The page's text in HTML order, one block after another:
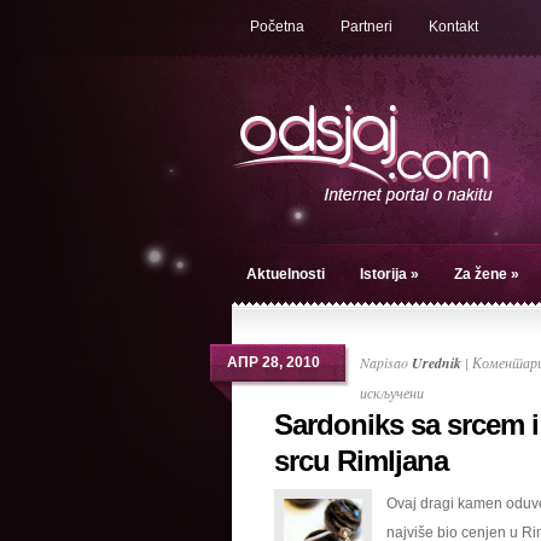
Početna Partneri Kontakt
Aktuelnosti Istorija » Za žene »
АПР 28, 2010 Napisao Urednik |
искљученина
Sardoniks
i
u
Sardoniks sa srcem
srcu Rimljana
Ovaj dragi kamen
najviše bio cenjen u